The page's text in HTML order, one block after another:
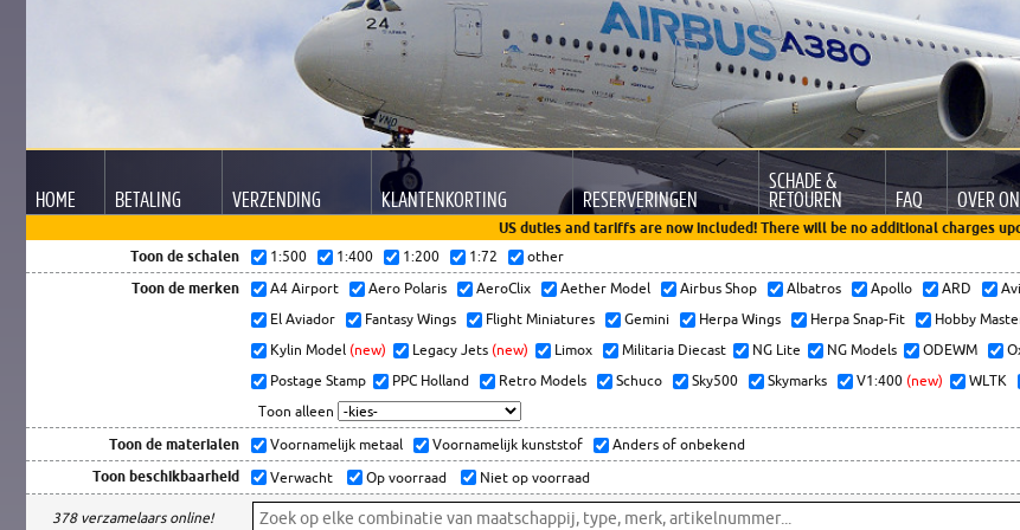
HOME BETALING VERZENDING KLANTENKORTING RESERVERINGEN
SCHADE &
RETOUREN FAQ OVER
US duties and tariffs are now included! There will be no additional charges
Toon de schalen
1:500 1:400 1:200 1:72 other
Toon de merken A4 Airport Aero Polaris AeroClix Aether Model Airbus Shop Albatros Apollo ARD
El Aviador
Fantasy Wings Flight Miniatures Gemini Herpa Wings Herpa Snap-Fit Hobby
Kylin Model (new) Legacy Jets (new) Limox Militaria Diecast NG Lite NG Models ODEWM
Postage Stamp
PPC Holland Retro Models Schuco Sky500 Skymarks V1:400 (new) WLTK
Toon alleen
Toon de materialen Voornamelijk metaal Voornamelijk kunststof Anders of onbekend
Toon beschikbaarheid Verwacht Op voorraad Niet op voorraad
378 verzamelaars online!